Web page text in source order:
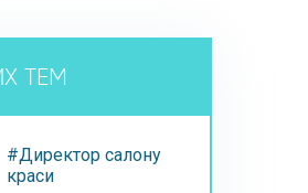
ТЕМ
#Директор салону
краси